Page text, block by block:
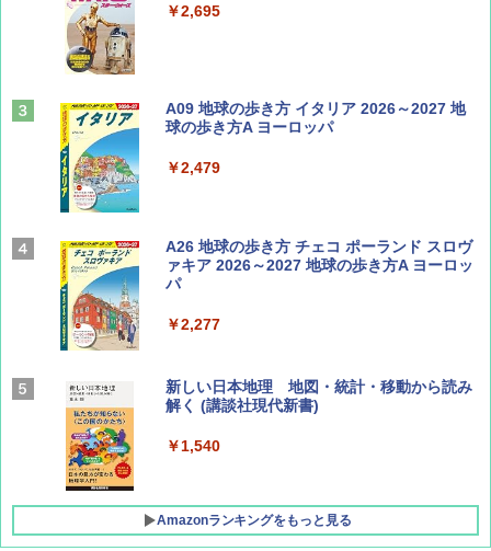
山と溪谷 2026年8月号「南アルプス大全」
Coyote No.89 特集 星野道夫 夢見る旅
￥1,540
AIRLINE（エアライン）2026年9月号【特
集】ボーイング110周年を祝して！
￥1,760
￥2,695
A09 地球の歩き方 イタリア 2026～2027 地
球の歩き方A ヨーロッパ
￥2,479
A26 地球の歩き方 チェコ ポーランド スロヴ
ァキア 2026～2027 地球の歩き方A ヨーロッ
パ
￥2,277
新しい日本地理 地図・統計・移動から読み
解く (講談社現代新書)
￥1,540
Amazonランキングをもっと見る